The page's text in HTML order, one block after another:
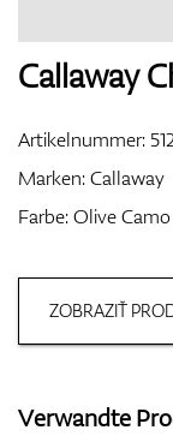
Callaway
Artikelnummer:
Marken:Callaway
Farbe: Olive Camo
ZOBRAZIŤ
Verwandte